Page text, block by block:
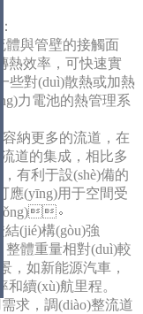
體與管壁的接觸面
熱效率，可快速實
些對(duì)散熱或加熱
力電池的熱管理系
納更多的流道，在
的集成，相比多
，有利于設(shè)備的
應(yīng)用于空間受
(tǒng)。
結(jié)構(gòu)強
整體重量相對(duì)較
，如新能源汽車，
航里程。
求，調(diào)整流道